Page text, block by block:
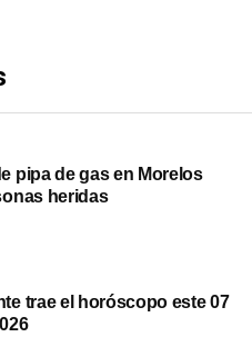
pipa de gas en Morelos
heridas
trae el horóscopo este 07